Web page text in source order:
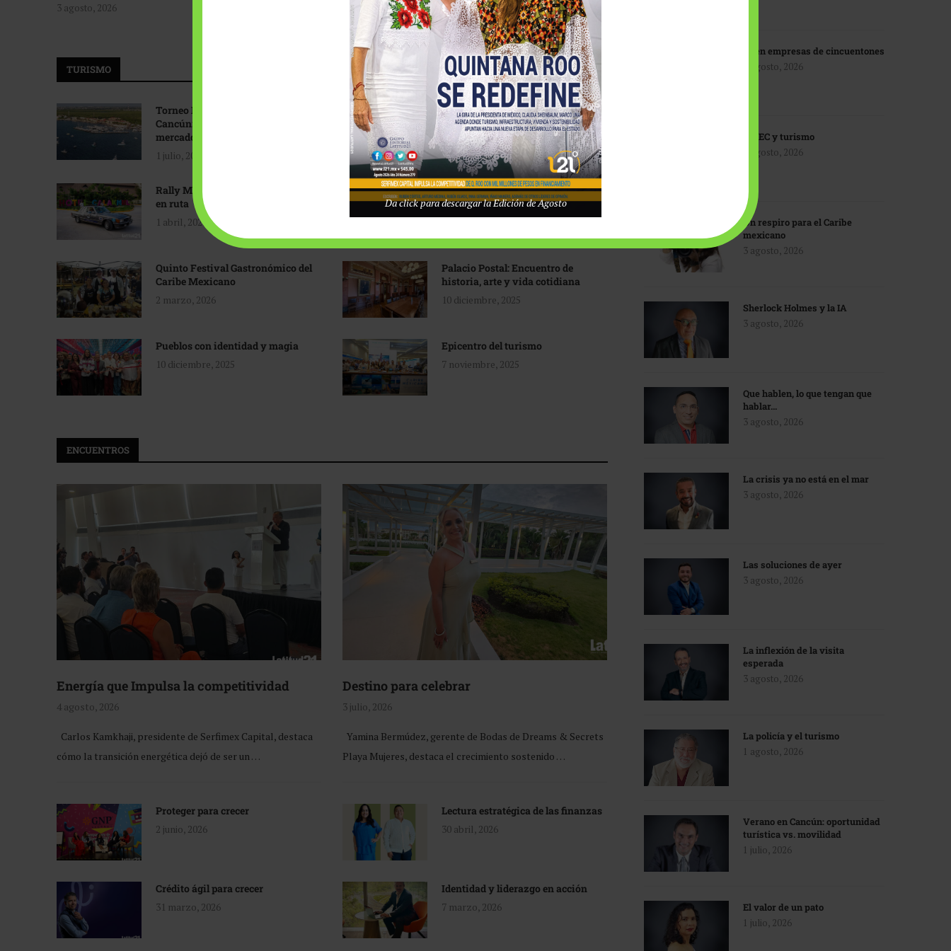
3 agosto, 2026
Tecnológico de Monterrey
3 agosto, 2026
TURISMO
Torneo Internacional de Pesca
Cancún: Navegando hacia nuevos
mercados
1 julio, 2026
Promoción turística con visión
1 abril, 2026
Rally Maya: Herencia automotriz
en ruta
1 abril, 2026
Industria global en
reconfiguración
31 marzo, 2026
Quinto Festival Gastronómico del
Caribe Mexicano
2 marzo, 2026
Palacio Postal: Encuentro de
historia, arte y vida cotidiana
10 diciembre, 2025
Pueblos con identidad y magia
10 diciembre, 2025
Epicentro del turismo
7 noviembre, 2025
ENCUENTROS
Energía que Impulsa la competitividad
4 agosto, 2026
Carlos Kamkhaji, presidente de Serfimex Capital, destaca
cómo la transición energética dejó de ser un …
Destino para celebrar
3 julio, 2026
Yamina Bermúdez, gerente de Bodas de Dreams & Secrets
Playa Mujeres, destaca el crecimiento sostenido …
Proteger para crecer
2 junio, 2026
Lectura estratégica de las finanzas
30 abril, 2026
Crédito ágil para crecer
31 marzo, 2026
Identidad y liderazgo en acción
7 marzo, 2026
IA en empresas de cincuentones
3 agosto, 2026
TMEC y turismo
3 agosto, 2026
Un respiro para el Caribe
mexicano
3 agosto, 2026
Sherlock Holmes y la IA
3 agosto, 2026
Que hablen, lo que tengan que
hablar…
3 agosto, 2026
La crisis ya no está en el mar
3 agosto, 2026
Las soluciones de ayer
3 agosto, 2026
La inflexión de la visita
esperada
3 agosto, 2026
La policía y el turismo
1 agosto, 2026
Verano en Cancún: oportunidad
turística vs. movilidad
1 julio, 2026
El valor de un pato
1 julio, 2026
Da click para descargar la Edición de Agosto